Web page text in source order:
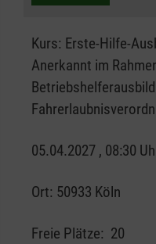
Kurs: Erste-Hilfe-
Anerkannt im
05.04.2027 , 08:30
Ort: 50933 Köln
Freie Plätze: 20